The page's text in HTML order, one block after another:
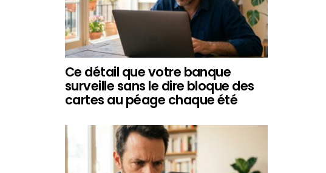
Ce détail que votre banque
surveille sans le dire bloque des
cartes au péage chaque été